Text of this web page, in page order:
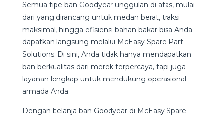
Semua tipe ban Goodyear unggulan di atas, mulai
dari yang dirancang untuk medan berat, traksi
maksimal, hingga efisiensi bahan bakar bisa Anda
dapatkan langsung melalui McEasy Spare Part
Solutions. Di sini, Anda tidak hanya mendapatkan
ban berkualitas dari merek terpercaya, tapi juga
layanan lengkap untuk mendukung operasional
armada Anda.
Dengan belanja ban Goodyear di McEasy Spare